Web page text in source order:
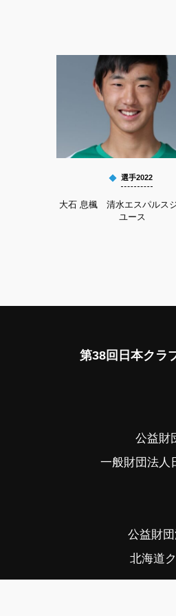
選手2022
大石 息楓 清水エスパルス
ユース
第38回日本クラ
公益財
一般財団法人
公益財
北海道